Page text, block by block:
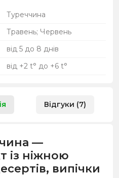
Туреччина
Травень; Червень
від 5 до 8 днів
від +2 t° до +6 t°
Відгуки (7)
—
із ніжною
випічки